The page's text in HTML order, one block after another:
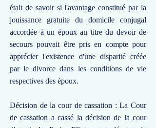
était de savoir si l'avantage constitué par la
jouissance gratuite du domicile conjugal
accordée à un époux au titre du devoir de
secours pouvait être pris en compte pour
apprécier l'existence d'une disparité créée
par le divorce dans les conditions de vie
respectives des époux.
Décision de la cour de cassation : La Cour
de cassation a cassé la décision de la cour